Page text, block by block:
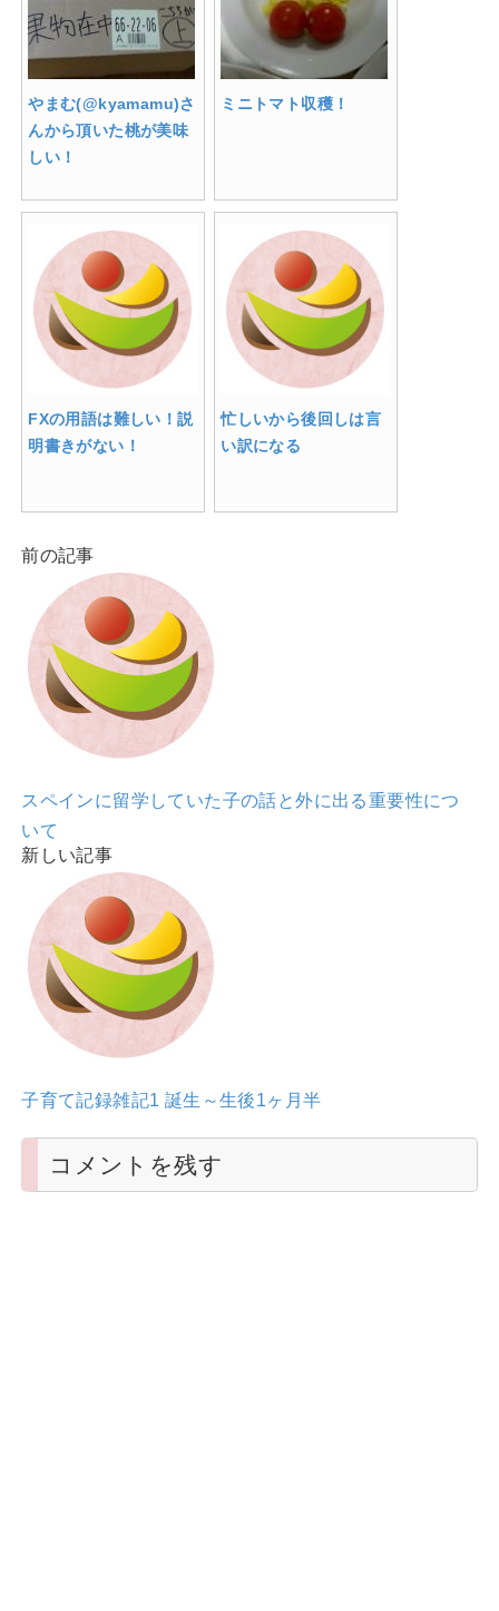
やまむ(@kyamamu)さ
んから頂いた桃が美味
しい！
ミニトマト収穫！
FXの用語は難しい！説
明書きがない！
忙しいから後回しは言
い訳になる
前の記事
スペインに留学していた子の話と外に出る重要性につ
いて
新しい記事
子育て記録雑記1 誕生～生後1ヶ月半
コメントを残す